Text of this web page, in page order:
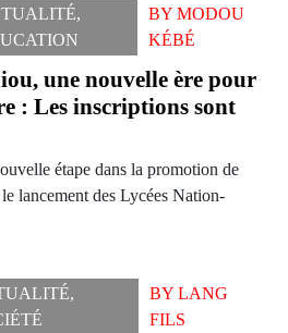
,
BY MODOU
KÉBÉ
une nouvelle ère pour
: Les inscriptions sont
étape dans la promotion de
lancement des Lycées Nation-
,
BYLANG
FILS